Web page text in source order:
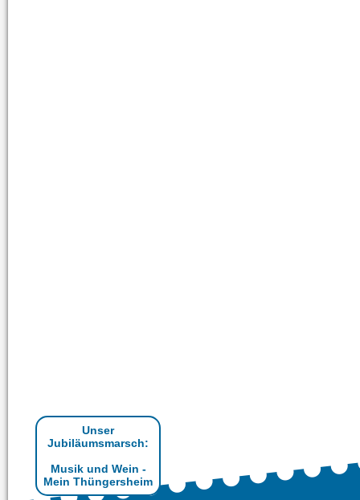
Unser
Jubiläumsmarsch:
Musik und Wein -
Mein Thüngersheim